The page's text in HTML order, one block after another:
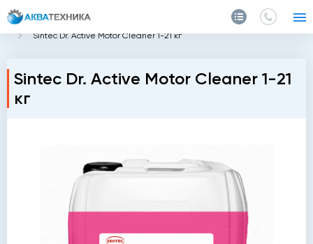
Главная Каталог
Очистители для машины
Sintec Dr. Active Motor Cleaner 1-21 кг
Sintec Dr. Active Motor Cleaner 1-21
кг